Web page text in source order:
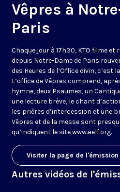
Vêpres à
Paris
Chaque jour à 17h30, KTO filme
depuis Notre-Dame de Paris
des Heures de l’Office divin, c’est
L’office de Vêpres comprend,
hymne, deux Psaumes, un
une lecture brève, le chant
les prières d’intercession et une
Vêpres et de la messe sont
qu’indiquent le sitewww.aelf.org.
Visiter la page de l'émission
Autres vidéos de